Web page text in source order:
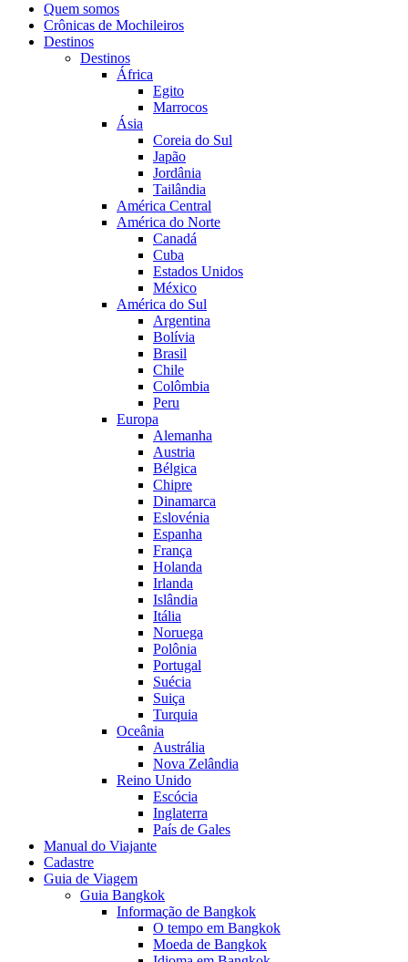
Quem somos
Crônicas de Mochileiros
Destinos
Destinos
África
Egito
Marrocos
Ásia
Coreia do Sul
Japão
Jordânia
Tailândia
América Central
América do Norte
Canadá
Cuba
Estados Unidos
México
América do Sul
Argentina
Bolívia
Brasil
Chile
Colômbia
Peru
Europa
Alemanha
Austria
Bélgica
Chipre
Dinamarca
Eslovénia
Espanha
França
Holanda
Irlanda
Islândia
Itália
Noruega
Polônia
Portugal
Suécia
Suiça
Turquia
Oceânia
Austrália
Nova Zelândia
Reino Unido
Escócia
Inglaterra
País de Gales
Manual do Viajante
Cadastre
Guia de Viagem
Guia Bangkok
Informação de Bangkok
O tempo em Bangkok
Moeda de Bangkok